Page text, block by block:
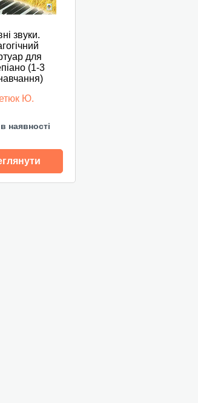
звуки.
для
(1-3
Ю.
наявності